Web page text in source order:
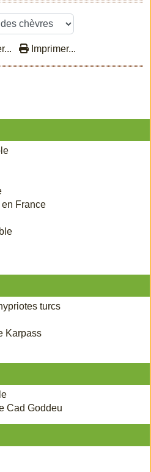
en France
turcs
Karpass
Cad Goddeu
Imprimer...